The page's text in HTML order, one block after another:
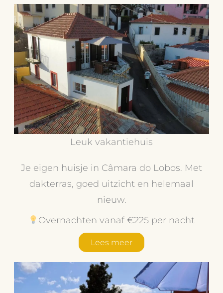
Leuk vakantiehuis
Je eigen huisje in Câmara do Lobos. Met
dakterras, goed uitzicht en helemaal
nieuw.
Overnachten vanaf €225 per nacht
Lees meer